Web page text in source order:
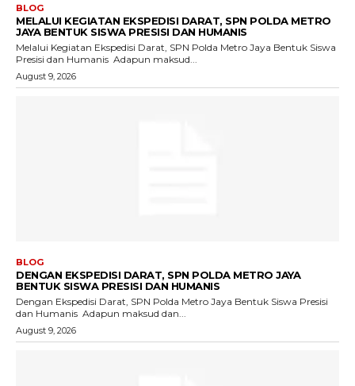
BLOG
MELALUI KEGIATAN EKSPEDISI DARAT, SPN POLDA METRO
JAYA BENTUK SISWA PRESISI DAN HUMANIS
Melalui Kegiatan Ekspedisi Darat, SPN Polda Metro Jaya Bentuk Siswa
Presisi dan Humanis ‎ ‎Adapun maksud...
August 9, 2026
BLOG
DENGAN EKSPEDISI DARAT, SPN POLDA METRO JAYA
BENTUK SISWA PRESISI DAN HUMANIS
Dengan Ekspedisi Darat, SPN Polda Metro Jaya Bentuk Siswa Presisi
dan Humanis ‎ ‎Adapun maksud dan...
August 9, 2026